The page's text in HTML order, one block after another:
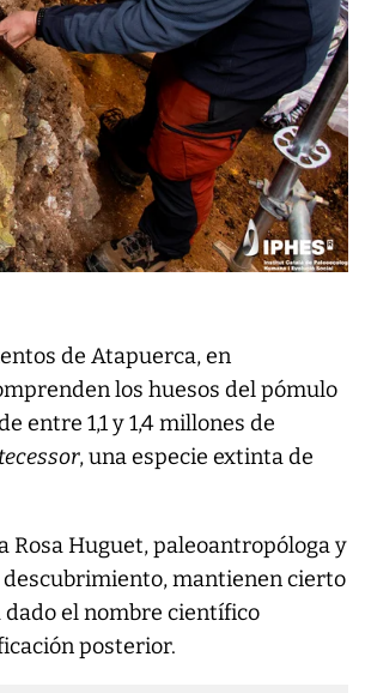
de Atapuerca, en
los huesos del pómulo
entre 1,1 y 1,4 millones de
, una especie extinta de
Rosa Huguet, paleoantropóloga y
mantienen cierto
dado el nombre científico
posterior.